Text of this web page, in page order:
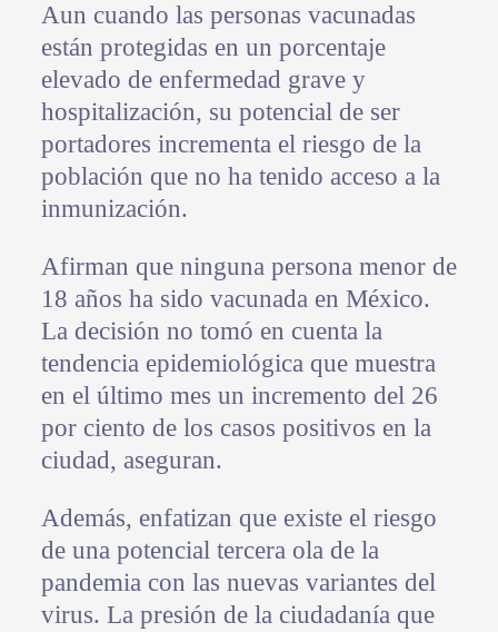
Aun cuando las personas vacunadas
están protegidas en un porcentaje
elevado de enfermedad grave y
hospitalización, su potencial de ser
portadores incrementa el riesgo de la
población que no ha tenido acceso a la
inmunización.
Afirman que ninguna persona menor de
18 años ha sido vacunada en México.
La decisión no tomó en cuenta la
tendencia epidemiológica que muestra
en el último mes un incremento del 26
por ciento de los casos positivos en la
ciudad, aseguran.
Además, enfatizan que existe el riesgo
de una potencial tercera ola de la
pandemia con las nuevas variantes del
virus. La presión de la ciudadanía que